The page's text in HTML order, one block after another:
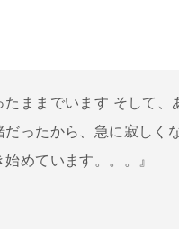
たままでいます そして、
だったから、急に寂しく
始めています。。。』